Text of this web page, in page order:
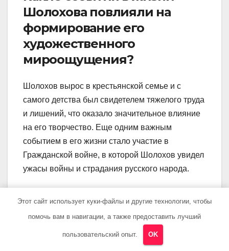
Шолохова повлияли на
формирование его
художественного
мироощущения?
Шолохов вырос в крестьянской семье и с
самого детства был свидетелем тяжелого труда
и лишений, что оказало значительное влияние
на его творчество. Еще одним важным
событием в его жизни стало участие в
Гражданской войне, в которой Шолохов увидел
ужасы войны и страдания русского народа.
Шолохова считаются его
главными достижениями?
Этот сайт использует куки-файлы и другие технологии, чтобы
помочь вам в навигации, а также предоставить лучший
пользовательский опыт. OK